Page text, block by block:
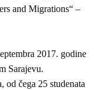
and Migrations“ –
2017. godine
Sarajevu.
od čega 25 studenata